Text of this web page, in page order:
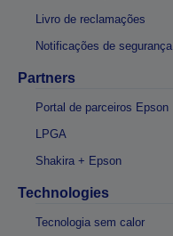
Livro de reclamações
Notificações de segurança
Partners
Portal de parceiros Epson
LPGA
Shakira + Epson
Technologies
Tecnologia sem calor